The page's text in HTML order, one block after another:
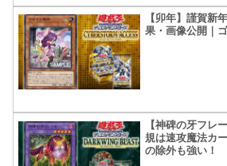
【卯年】謹賀新
果・画像公開｜
【神碑の牙フレ
規は速攻魔法カ
の除外も強い！